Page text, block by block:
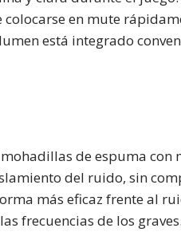
en mute
está integrado
de espuma con
del ruido, sin
más eficaz frente al
frecuencias de los